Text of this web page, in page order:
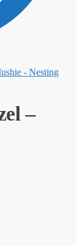
- Nesting
–